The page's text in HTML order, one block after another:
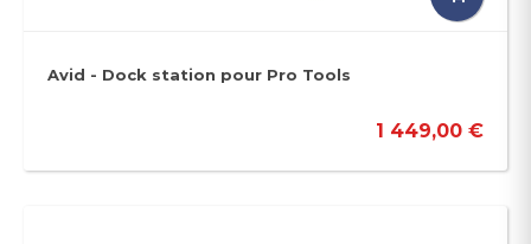
Avid - Dock station pour Pro Tools
1 449,00 €